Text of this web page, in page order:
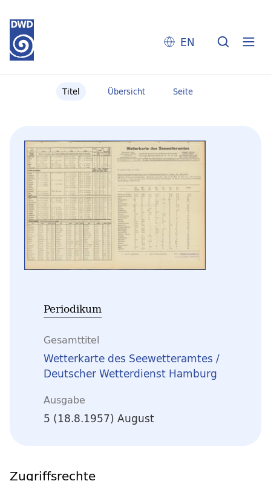
EN
Titel Übersicht Seite
Periodikum
Gesamttitel
Wetterkarte des Seewetteramtes /
Deutscher Wetterdienst Hamburg
Ausgabe
5 (18.8.1957) August
Zugriffsrechte